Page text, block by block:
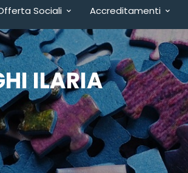
Sociali Accreditamenti
ILARIA